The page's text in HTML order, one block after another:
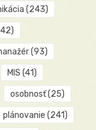
(243)
(93)
MIS (41)
osobnosť(25)
plánovanie (241)